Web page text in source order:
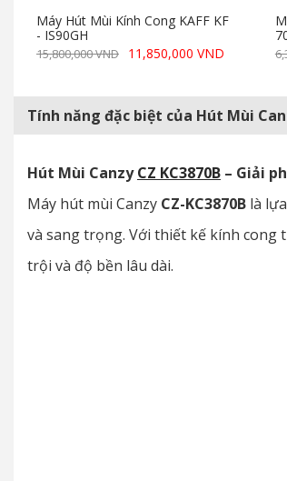
Máy Hút Mùi Kính Cong KAFF KF
- IS90GH
15,800,000 VND 11,850,000 VND
Tính năng đặc biệt của Hút Mùi
Hút Mùi CanzyCZ KC3870B – Giải
Máy hút mùi Canzy CZ-KC3870B là
và sang trọng. Với thiết kế kính
trội và độ bền lâu dài.